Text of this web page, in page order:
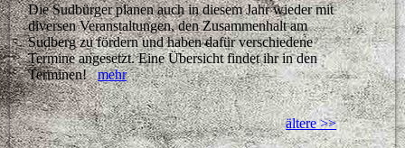
Die Sudbürger planen auch in diesem Jahr wieder mit
diversen Veranstaltungen, den Zusammenhalt am
Sudberg zu fördern und haben dafür verschiedene
Termine angesetzt. Eine Übersicht findet ihr in den
Terminen!mehr
ältere >>